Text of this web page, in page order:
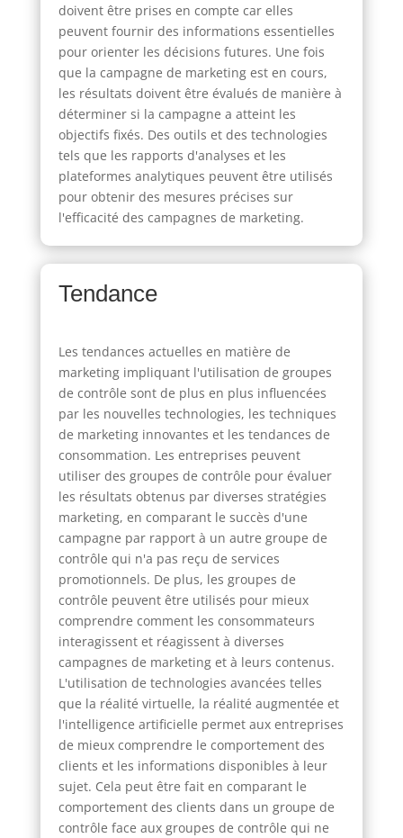
doivent être prises en compte car elles
peuvent fournir des informations essentielles
pour orienter les décisions futures. Une fois
que la campagne de marketing est en cours,
les résultats doivent être évalués de manière à
déterminer si la campagne a atteint les
objectifs fixés. Des outils et des technologies
tels que les rapports d'analyses et les
plateformes analytiques peuvent être utilisés
pour obtenir des mesures précises sur
l'efficacité des campagnes de marketing.
Tendance
Les tendances actuelles en matière de
marketing impliquant l'utilisation de groupes
de contrôle sont de plus en plus influencées
par les nouvelles technologies, les techniques
de marketing innovantes et les tendances de
consommation. Les entreprises peuvent
utiliser des groupes de contrôle pour évaluer
les résultats obtenus par diverses stratégies
marketing, en comparant le succès d'une
campagne par rapport à un autre groupe de
contrôle qui n'a pas reçu de services
promotionnels. De plus, les groupes de
contrôle peuvent être utilisés pour mieux
comprendre comment les consommateurs
interagissent et réagissent à diverses
campagnes de marketing et à leurs contenus.
L'utilisation de technologies avancées telles
que la réalité virtuelle, la réalité augmentée et
l'intelligence artificielle permet aux entreprises
de mieux comprendre le comportement des
clients et les informations disponibles à leur
sujet. Cela peut être fait en comparant le
comportement des clients dans un groupe de
contrôle face aux groupes de contrôle qui ne